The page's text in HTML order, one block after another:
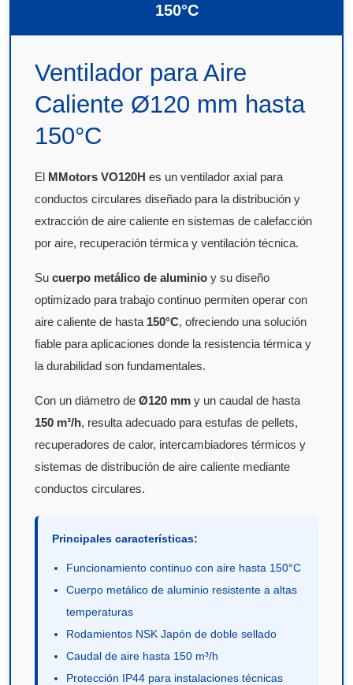
150°C
Ventilador para Aire
Caliente Ø120 mm hasta
150°C
El MMotors VO120H es un ventilador axial para
conductos circulares diseñado para la distribución y
extracción de aire caliente en sistemas de calefacción
por aire, recuperación térmica y ventilación técnica.
Su cuerpo metálico de aluminio y su diseño
optimizado para trabajo continuo permiten operar con
aire caliente de hasta 150°C, ofreciendo una solución
fiable para aplicaciones donde la resistencia térmica y
la durabilidad son fundamentales.
Con un diámetro de Ø120 mm y un caudal de hasta
150 m³/h, resulta adecuado para estufas de pellets,
recuperadores de calor, intercambiadores térmicos y
sistemas de distribución de aire caliente mediante
conductos circulares.
Principales características:
Funcionamiento continuo con aire hasta 150°C
Cuerpo metálico de aluminio resistente a altas
temperaturas
Rodamientos NSK Japón de doble sellado
Caudal de aire hasta 150 m³/h
Protección IP44 para instalaciones técnicas